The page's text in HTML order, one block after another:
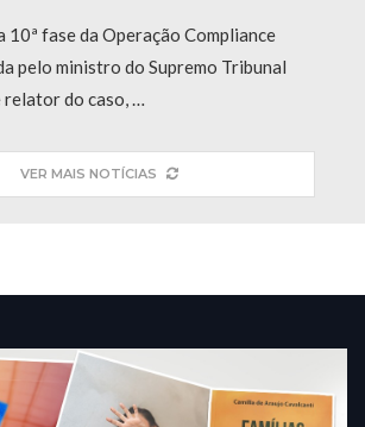
10ª fase da Operação Compliance
pelo ministro do Supremo Tribunal
relator do caso, …
VER MAIS NOTÍCIAS